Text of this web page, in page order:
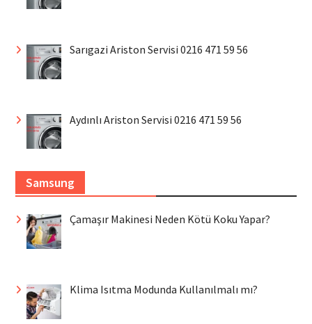
Sarıgazi Ariston Servisi 0216 471 59 56
Aydınlı Ariston Servisi 0216 471 59 56
Samsung
Çamaşır Makinesi Neden Kötü Koku Yapar?
Klima Isıtma Modunda Kullanılmalı mı?